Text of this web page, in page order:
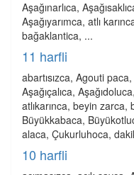
Aşağınarlıca,
Aşağıyarımca, atlı
bağaklantica, ...
11 harfli
abartısızca, Agouti
Aşağıçalıca,
atlıkarınca, beyin
Büyükkabaca,
alaca, Çukurluhoca,
10 harfli